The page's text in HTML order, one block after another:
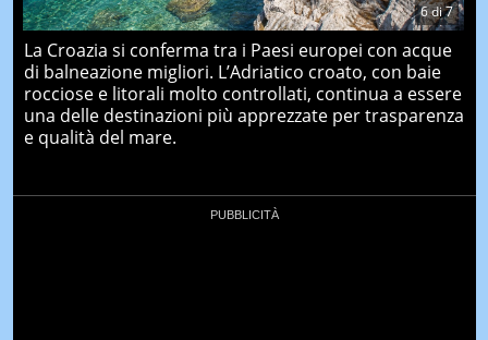
6di7
La Croazia si conferma tra i Paesi europei con acque
di balneazione migliori. L’Adriatico croato, con baie
rocciose e litorali molto controllati, continua a essere
una delle destinazioni più apprezzate per trasparenza
e qualità del mare.